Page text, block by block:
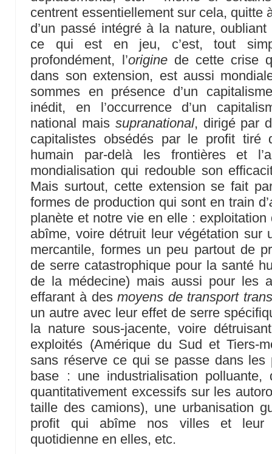
centrent essentiellement sur cela, quitte
d’un passé intégré à la nature,
ce qui est en jeu, c’est, tout
profondément, l’originede cette crise
dans son extension, est aussi
sommes en présence d’un
inédit, en l’occurrence d’un
national mais supranational, dirigé par
capitalistes obsédés par le profit tiré
humain par-delà les frontières et
mondialisation qui redouble son
Mais surtout, cette extension se fait
formes de production qui sont en train d’
planète et notre vie en elle :
abîme, voire détruit leur végétation sur
mercantile, formes un peu partout de
de serre catastrophique pour la santé
de la médecine) mais aussi pour les
effarant à desmoyens de transport
un autre avec leur effet de serre
la nature sous-jacente, voire
exploités (Amérique du Sud et Tiers-
sans réserve ce qui se passe dans les
base : une industrialisation polluante,
quantitativement excessifs sur les
taille des camions), une urbanisation
profit qui abîme nos villes et leur
quotidienne en elles, etc.